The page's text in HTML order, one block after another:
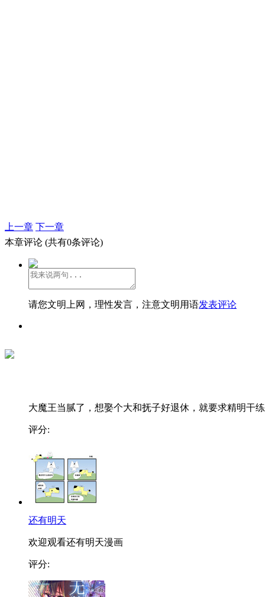
上一章 下一章
本章评论 (共有0条评论)
请您文明上网，理性发言，注意文明用语发表评论
大魔王当腻了，想娶个大和抚子好退休，就要求精明干
评分:
还有明天
欢迎观看还有明天漫画
评分: